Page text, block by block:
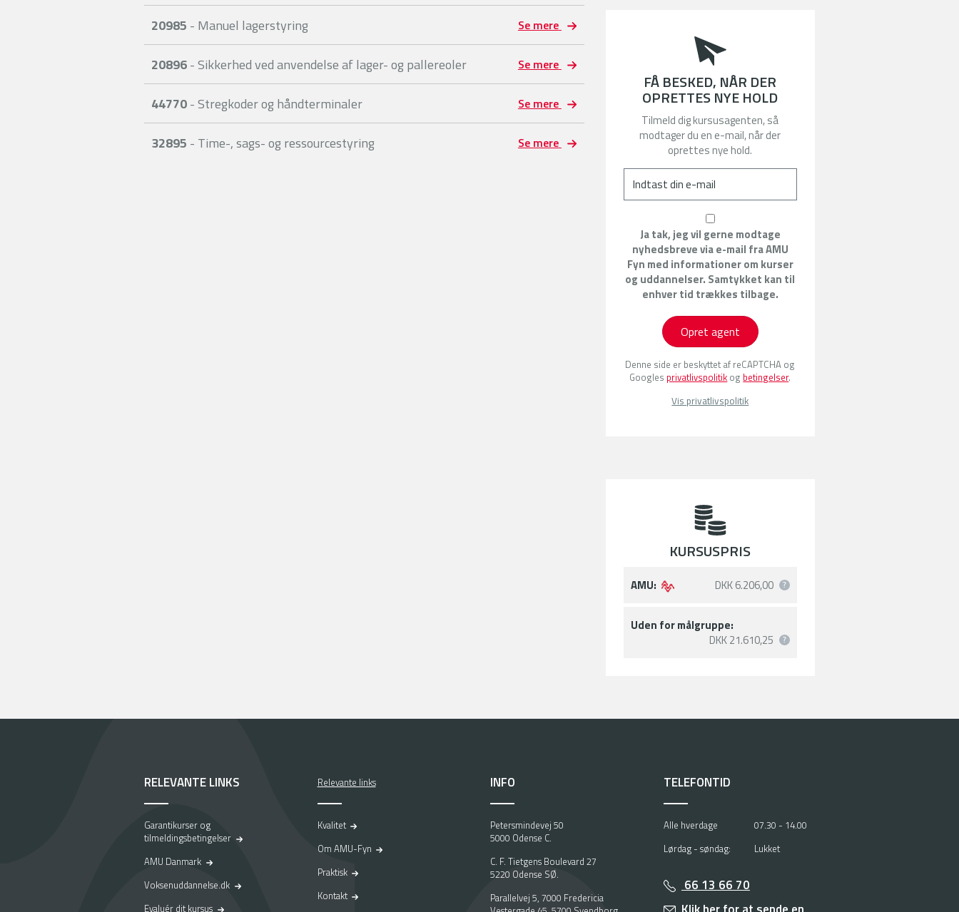
20985 - Manuel lagerstyring Se mere
20896- Sikkerhed ved anvendelse af lager- og pallereoler Se mere
44770- Stregkoder og håndterminaler Se mere
32895 - Time-, sags- og ressourcestyring Se mere
FÅ BESKED, NÅR DER
OPRETTES NYE HOLD
Tilmeld dig kursusagenten, så
modtager du en e-mail, når der
oprettes nye hold.
Ja tak, jeg vil gerne modtage
nyhedsbreve via e-mail fra AMU
Fyn med informationer om kurser
og uddannelser. Samtykket kan til
enhver tid trækkes tilbage.
Opret agent
Denne side er beskyttet af reCAPTCHA og
Googles privatlivspolitik og betingelser.
Vis privatlivspolitik
KURSUSPRIS
AMU: DKK 6.206,00
Uden for målgruppe:
DKK 21.610,25
RELEVANTE LINKS
Garantikurser og
tilmeldingsbetingelser
AMU Danmark
Voksenuddannelse.dk
Evaluér dit kursus
Relevante links
Kvalitet
Om AMU-Fyn
Praktisk
Kontakt
INFO
Petersmindevej 50
5000 Odense C.
C. F. Tietgens Boulevard 27
5220 Odense SØ.
Parallelvej 5, 7000 Fredericia
TELEFONTID
Alle hverdage
07.30 - 14.00
Lørdag - søndag:
Lukket
66 13 66 70